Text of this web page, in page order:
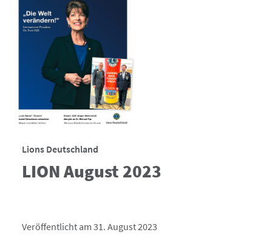
Lions Deutschland
LION August 2023
Veröffentlicht am 31. August 2023